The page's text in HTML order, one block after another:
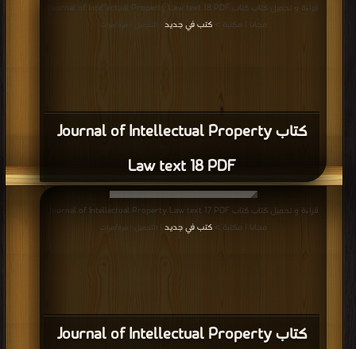
كتاب Journal of Intellectual Property
Law text 18 PDF
قراءة و تحميل كتاب كتاب Journal of Intellectual Property Law text 18 PDF
مجانا | مكتبة >كتب في جديد | التحميل : مرة/مرات
كتاب Journal of Intellectual Property
قراءة و تحميل كتاب كتاب Journal of Intellectual Property Law text 17 PDF
مجانا | مكتبة >كتب في جديد | التحميل : مرة/مرات